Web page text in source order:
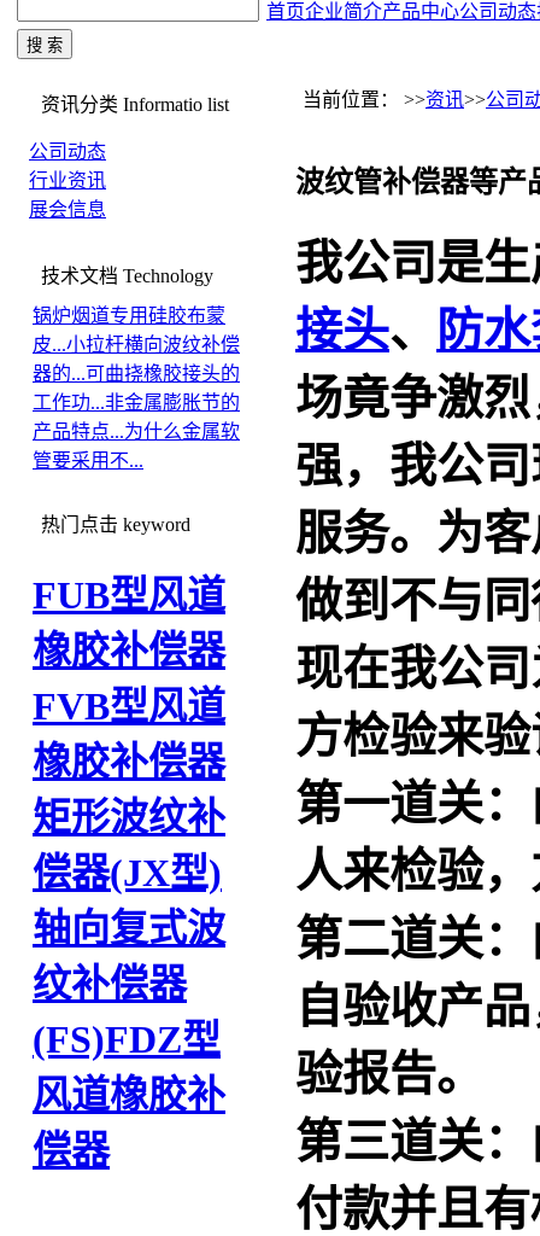
首页企业简介产品中心公司动态
资讯分类 Informatio list
公司动态
行业资讯
展会信息
技术文档 Technology
锅炉烟道专用硅胶布蒙
皮...小拉杆横向波纹补偿
器的...可曲挠橡胶接头的
工作功...非金属膨胀节的
产品特点...为什么金属软
管要采用不...
热门点击 keyword
FUB型风道
橡胶补偿器
FVB型风道
橡胶补偿器
矩形波纹补
偿器(JX型)
轴向复式波
纹补偿器
(FS)FDZ型
风道橡胶补
偿器
当前位置： >>资讯>>公司
波纹管补偿器等产
我公司是
接头、
防
场竟争激
强，我公
服务。为
做到不与
现在我公
方检验来
第一道关
人来检验
第二道关
自验收产
验报告。
第三道关
付款并且